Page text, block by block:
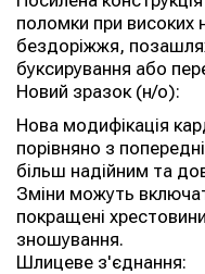
поломки при високих
бездоріжжя,
буксирування або
Новий зразок (н/о):
Нова модифікація
порівняно з
більш надійним та
Зміни можуть
покращені
зношування.
Шлицеве з'єднання: